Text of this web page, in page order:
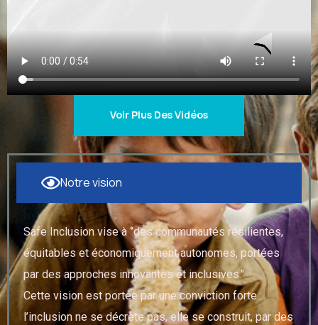
Voir Plus Des Vidéos
Notre vision
Safe Inclusion vise à ‘’des communautés résilientes,
équitables et économiquement autonomes, portées
par des approches innovantes et inclusives."
Cette vision est portée par une conviction forte :
l’inclusion ne se décrète pas, elle se construit, par des